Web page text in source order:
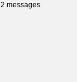
2 messages